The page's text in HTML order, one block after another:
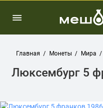
Главная Монеты Мира
Люксембург 5